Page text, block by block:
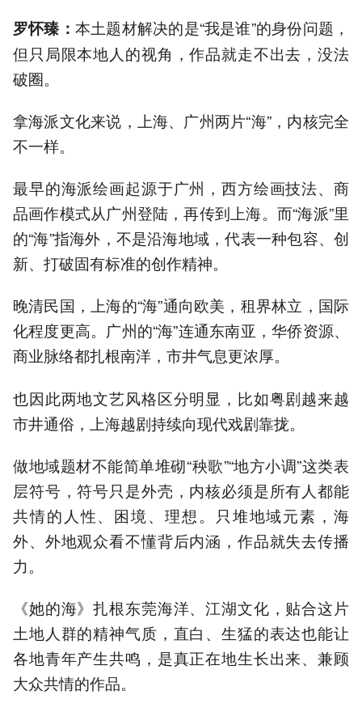
罗怀臻： 本土题材解决的是“我是谁”的身份问题，
但只局限本地人的视角，作品就走不出去，没法
破圈。
拿海派文化来说，上海、广州两片“海”，内核完全
不一样。
最早的海派绘画起源于广州，西方绘画技法、商
品画作模式从广州登陆，再传到上海。而“海派”里
的“海”指海外，不是沿海地域，代表一种包容、创
新、打破固有标准的创作精神。
晚清民国，上海的“海”通向欧美，租界林立，国际
化程度更高。广州的“海”连通东南亚，华侨资源、
商业脉络都扎根南洋，市井气息更浓厚。
也因此两地文艺风格区分明显，比如粤剧越来越
市井通俗，上海越剧持续向现代戏剧靠拢。
做地域题材不能简单堆砌“秧歌”“地方小调”这类表
层符号，符号只是外壳，内核必须是所有人都能
共情的人性、困境、理想。只堆地域元素，海
外、外地观众看不懂背后内涵，作品就失去传播
力。
《她的海》扎根东莞海洋、江湖文化，贴合这片
土地人群的精神气质，直白、生猛的表达也能让
各地青年产生共鸣，是真正在地生长出来、兼顾
大众共情的作品。